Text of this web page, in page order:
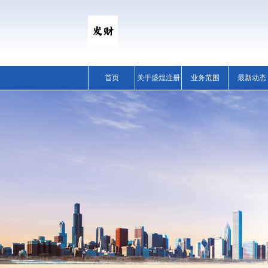
首页 关于盛煌注册 业务范围 最新动态